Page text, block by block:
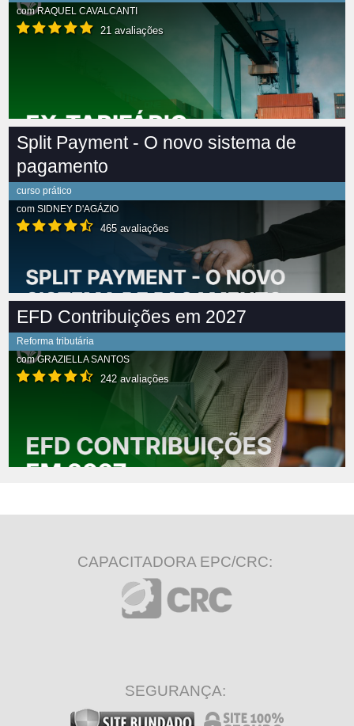
comRAQUEL CAVALCANTI
21 avaliações
Split Payment - O novo sistema de
pagamento
curso prático
com SIDNEY D'AGÁZIO
465 avaliações
EFD Contribuições em 2027
Reforma tributária
comGRAZIELLA SANTOS
242 avaliações
CAPACITADORA EPC/CRC:
SEGURANÇA: